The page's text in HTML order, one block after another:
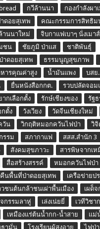
กวีล้านนา กองกำลังผา
ดอยสุเทพ
คณะกรรมการสิทธิ
านนาใหม่
จิบกาแฟเบาๆ นั่งเมา
ชน
ชัยภูมิ ป่าแส
ชาติพันธุ์
ดอยสุเทพ
ธรรมนูญสุขภาพ
ารคุณค่าสูง
น้ำมันแพง บสย.
ยื่นหนังสือกกต.
รวบปลัดจอม
กเลือกตั้ง
รักษ์เชียงของ
รัฐ
กตั้ง
วังเวียง วัดจีนเชียงใหม่
วัน
วิกฤติหมอกควันไฟป่า
วิจิ
รรม
สภากาแฟ สสส.สำนัก 3
สังคมสุขภาวะ
สารพิษจากเ
สื่อสร้างสรรค์ หมอกควันไฟป่า
นพื้นที่ป่าดอยสุเทพ
เครือข่ายป
วชนต้นกล้าชนเผ่าพื้นเมือง
เผด็จ
กรรมลาหู่
เล่งเน่ยยี่
เวทีวิชา
เหมืองแร่ต้นน้ำกก-น้ำสาย แม่
ธามั่น
โรงเรียนผู้สูงอายุ ไฟป่า